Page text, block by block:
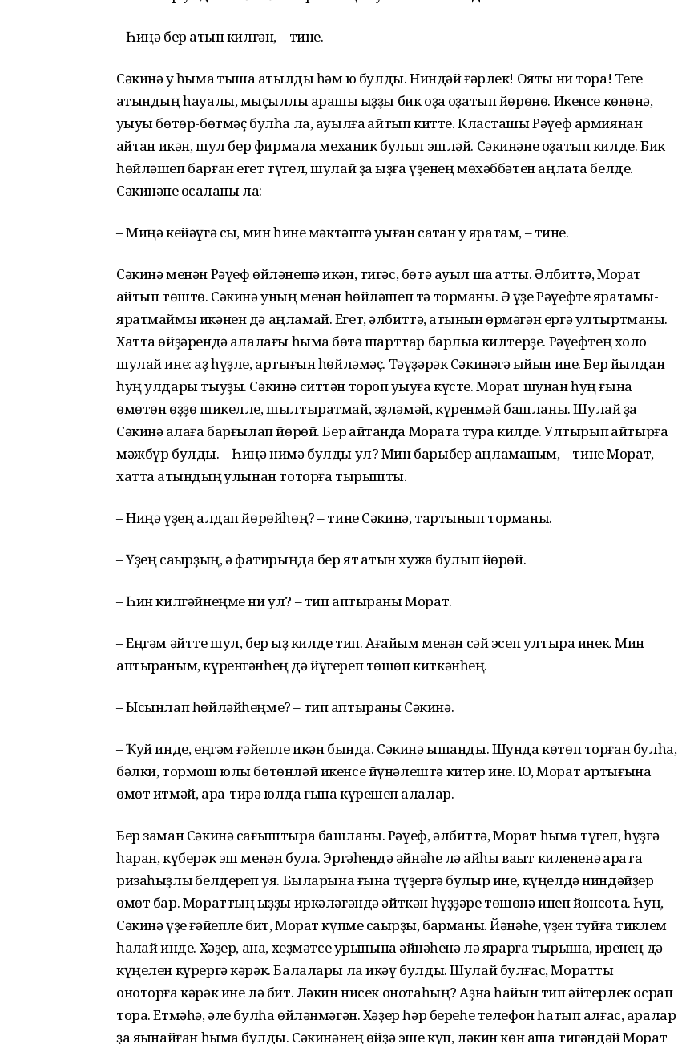
– Һиңә бер ҡатын килгән, – тине.
Сәкинә уҡ һымаҡ тышҡа атылды һәм юҡ булды. Ниндәй ғәрлек! Ояты ни тора! Теге
ҡатындың һауалы, мыҫҡыллы ҡарашы ҡыҙҙы бик оҙаҡ оҙатып йөрөнө. Икенсе көнөнә,
уҡыуы бөтөр-бөтмәҫ булһа ла, ауылға ҡайтып китте. Класташы Рәүеф армиянан
ҡайтҡан икән, шул бер фирмала механик булып эшләй. Сәкинәне оҙатып килде. Бик
һөйләшеп барған егет түгел, шулай ҙа ҡыҙға үҙенең мөхәббәтен аңлата белде.
Сәкинәне ҡосаҡланы ла:
– Миңә кейәүгә сыҡ, мин һине мәктәптә уҡыған саҡтан уҡ яратам, – тине.
Сәкинә менән Рәүеф өйләнешә икән, тигәс, бөтә ауыл шаҡ ҡатты. Әлбиттә, Морат
ҡайтып төштө. Сәкинә уның менән һөйләшеп тә торманы. Ә үҙе Рәүефте яратамы-
яратмаймы икәнен дә аңламай. Егет, әлбиттә, ҡатынын өрмәгән ергә ултыртманы.
Хатта өйҙәрендә ҡалалағы һымаҡ бөтә шарттар барлыҡҡа килтерҙе. Рәүефтең холҡо
шулай ине: аҙ һүҙле, артығын һөйләмәҫ. Тәүҙәрәк Сәкинәгә ҡыйын ине. Бер йылдан
һуң улдары тыуҙы. Сәкинә ситтән тороп уҡыуға күсте. Морат шунан һуң ғына
өмөтөн өҙҙө шикелле, шылтыратмай, эҙләмәй, күренмәй башланы. Шулай ҙа
Сәкинә ҡалаға барғылап йөрөй. Бер ҡайтҡанда Моратҡа тура килде. Ултырып ҡайтырға
мәжбүр булды. – Һиңә нимә булды ул? Мин барыбер аңламаным, – тине Морат,
хатта ҡатындың ҡулынан тоторға тырышты.
– Ниңә үҙең алдап йөрөйһөң? – тине Сәкинә, тартынып торманы.
– Үҙең саҡырҙың, ә фатирыңда бер ят ҡатын хужа булып йөрөй.
– Һин килгәйнеңме ни ул? – тип аптыраны Морат.
– Еңгәм әйтте шул, бер ҡыҙ килде тип. Ағайым менән сәй эсеп ултыра инек. Мин
аптыраным, күренгәнһең дә йүгереп төшөп киткәнһең.
– Ысынлап һөйләйһеңме? – тип аптыраны Сәкинә.
– Ҡуй инде, еңгәм ғәйепле икән бында. Сәкинә ышанды. Шунда көтөп торған булһа,
бәлки, тормош юлы бөтөнләй икенсе йүнәлештә китер ине. Юҡ, Морат артығына
өмөт итмәй, ара-тирә юлда ғына күрешеп ҡалалар.
Бер заман Сәкинә сағыштыра башланы. Рәүеф, әлбиттә, Морат һымаҡ түгел, һүҙгә
һаран, күберәк эш менән була. Эргәһендә ҡәйнәһе лә ҡайһы ваҡыт килененә ҡарата
ризаһыҙлыҡ белдереп ҡуя. Быларына ғына түҙергә булыр ине, күңелдә ниндәйҙер
өмөт бар. Мораттың ҡыҙҙы иркәләгәндә әйткән һүҙҙәре төшөнә инеп йонсота. Һуң,
Сәкинә үҙе ғәйепле бит, Морат күпме саҡырҙы, барманы. Йәнәһе, үҙен туйға тиклем
һаҡлай инде. Хәҙер, ана, хеҙмәтсе урынына ҡәйнәһенә лә ярарға тырыша, иренең дә
күңелен күрергә кәрәк. Балалары ла икәү булды. Шулай булғас, Моратты
оноторға кәрәк ине лә бит. Ләкин нисек онотаһың? Аҙна һайын тип әйтерлек осрап
тора. Етмәһә, әле булһа өйләнмәгән. Хәҙер һәр береһе телефон һатып алғас, аралар
ҙа яҡынайған һымаҡ булды. Сәкинәнең өйҙә эше күп, ләкин көн аша тигәндәй Морат